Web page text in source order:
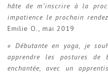
hâte de m’inscrire à la
impatience le prochain
Emilie O., mai 2019
« Débutante en yoga, je
apprendre les postures de
enchantée, avec un